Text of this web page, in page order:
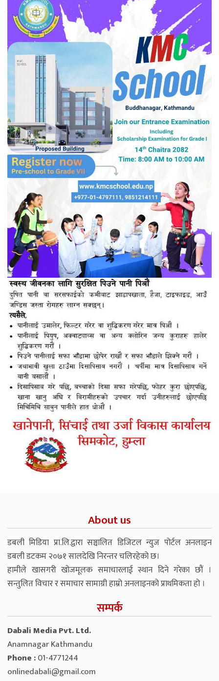
About us
डबली मिडिया प्रा.लि.द्वारा सञ्चालित डिजिटल न्युज पोर्टल अनलाइन
डबली डटकम २०७१ सालदेखि निरन्तर चलिरहेको छ।
हामीले खासगरी खोजमूलक समाचारलाई स्थान दिने गरेका छौं ।
सन्तुलित विचार र समाचार सामाग्री हाम्रो अनलाइनको प्राथमिकता हो ।
सम्पर्क
Dabali Media Pvt. Ltd.
Anamnagar Kathmandu
Phone :01-4771244
onlinedabali@gmail.com